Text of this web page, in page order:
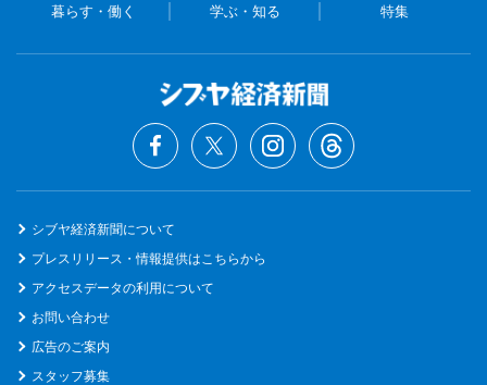
暮らす・働く 学ぶ・知る 特集
シブヤ経済新聞について
プレスリリース・情報提供はこちらから
アクセスデータの利用について
お問い合わせ
広告のご案内
スタッフ募集